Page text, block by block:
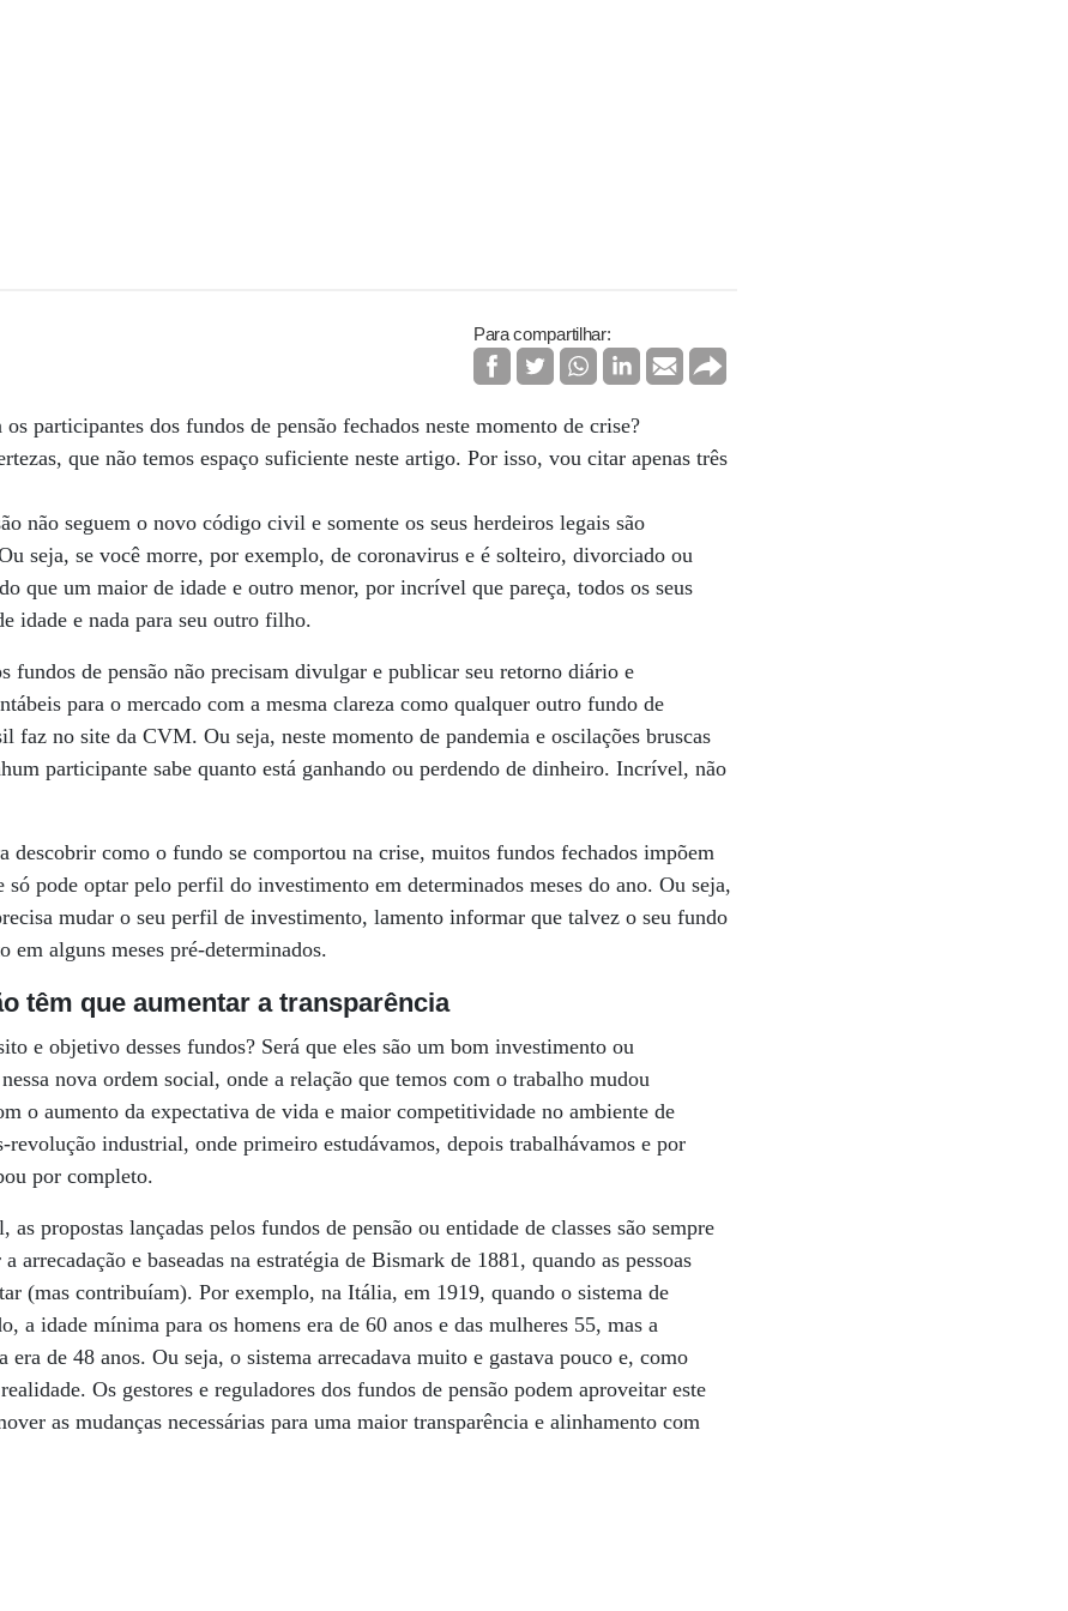
Para compartilhar:
os participantes dos fundos de pensão fechados neste momento de crise?
que não temos espaço suficiente neste artigo. Por isso, vou citar apenas três
não seguem o novo código civil e somente os seus herdeiros legais são
seja, se você morre, por exemplo, de coronavirus e é solteiro, divorciado ou
que um maior de idade e outro menor, por incrível que pareça, todos os seus
idade e nada para seu outro filho.
fundos de pensão não precisam divulgar e publicar seu retorno diário e
para o mercado com a mesma clareza como qualquer outro fundo de
faz no site da CVM. Ou seja, neste momento de pandemia e oscilações bruscas
participante sabe quanto está ganhando ou perdendo de dinheiro. Incrível, não
descobrir como o fundo se comportou na crise, muitos fundos fechados impõem
só pode optar pelo perfil do investimento em determinados meses do ano. Ou seja,
mudar o seu perfil de investimento, lamento informar que talvez o seu fundo
em alguns meses pré-determinados.
têm que aumentar a transparência
e objetivo desses fundos? Será que eles são um bom investimento ou
nova ordem social, onde a relação que temos com o trabalho mudou
o aumento da expectativa de vida e maior competitividade no ambiente de
revolução industrial, onde primeiro estudávamos, depois trabalhávamos e por
por completo.
propostas lançadas pelos fundos de pensão ou entidade de classes são sempre
arrecadação e baseadas na estratégia de Bismark de 1881, quando as pessoas
(mas contribuíam). Por exemplo, na Itália, em 1919, quando o sistema de
a idade mínima para os homens era de 60 anos e das mulheres 55, mas a
era de 48 anos. Ou seja, o sistema arrecadava muito e gastava pouco e, como
Os gestores e reguladores dos fundos de pensão podem aproveitar este
as mudanças necessárias para uma maior transparência e alinhamento com